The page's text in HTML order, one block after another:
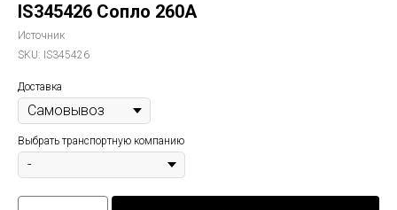
IS345426 Сопло 260А
Источник
SKU: IS345426
Доставка
Выбрать транспортную компанию